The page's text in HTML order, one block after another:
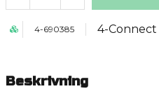
4-690385 4-Connect
Beskrivning